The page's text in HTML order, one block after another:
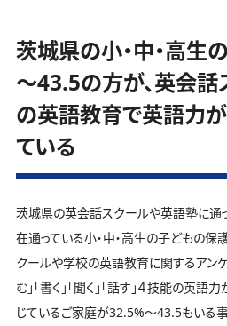
茨城県の小・中・高
～43.5の方が、英会
の英語教育で英語力
ている
茨城県の英会話スクールや英語塾に通
在通っている小・中・高生の子どもの
クールや学校の英語教育に関するアン
む」「書く」「聞く」「話す」４技能の英
じているご家庭が32.5%～43.5もいる